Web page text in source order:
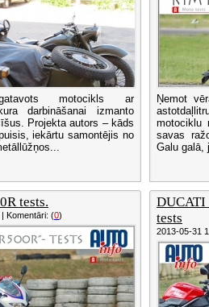
motocikls ar
darbināšanai izmanto
Projekta autors – kāds
iekārtu samontējis no
Ņemot
motociklu
savas
Galu galā,
tests.
Komentāri: (0)
DUCATI
tests
2013-05-31